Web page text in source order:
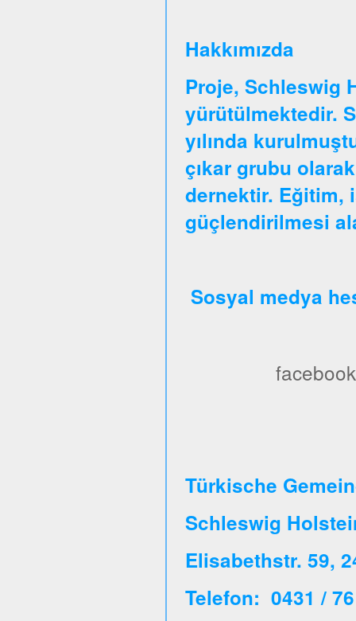
Hakkımızda
Proje, Schleswig
yürütülmektedir.
yılında
çıkar grubu
dernektir. Eğitim,
güçlendirilmesi
Sosyal medya
Türkische
Schleswig
Elisabethstr. 59,
Telefon: 0431 /